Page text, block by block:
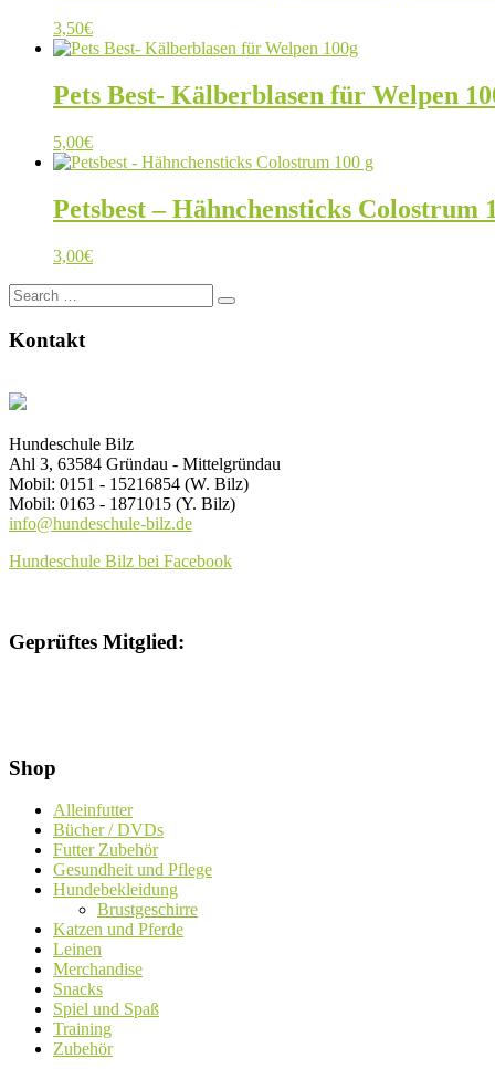
3,50€
Pets Best- Kälberblasen für Welpen
5,00€
Petsbest – Hähnchensticks Colostrum
3,00€
Search
for:
Kontakt
Hundeschule Bilz
Ahl 3, 63584 Gründau - Mittelgründau
Mobil: 0151 - 15216854 (W. Bilz)
Mobil: 0163 - 1871015 (Y. Bilz)
info@hundeschule-bilz.de
Hundeschule Bilz bei Facebook
Geprüftes Mitglied:
Shop
Alleinfutter
Bücher / DVDs
Futter Zubehör
Gesundheit und Pflege
Hundebekleidung
Brustgeschirre
Katzen und Pferde
Leinen
Merchandise
Snacks
Spiel und Spaß
Training
Zubehör